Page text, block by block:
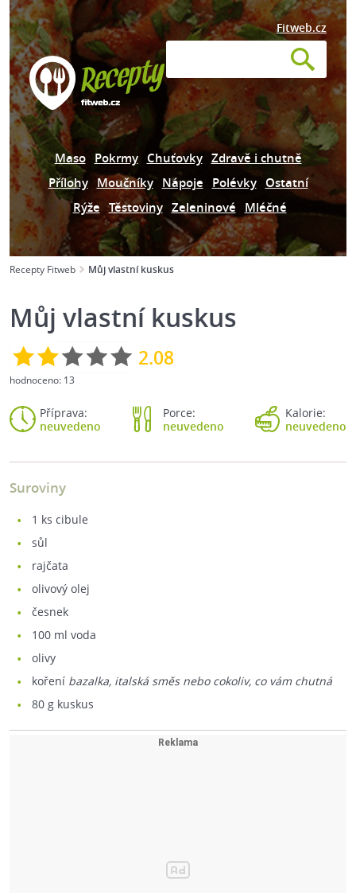
Fitweb.cz
Maso Pokrmy Chuťovky Zdravě i chutně
Přílohy Moučníky Nápoje Polévky Ostatní
Rýže Těstoviny Zeleninové Mléčné
Recepty Fitweb Můj vlastní kuskus
Můj vlastní kuskus
2.08
hodnoceno: 13
Příprava:
neuvedeno
Porce:
neuvedeno
Kalorie:
neuvedeno
Suroviny
1 ks cibule
sůl
rajčata
olivový olej
česnek
100 ml voda
olivy
koření bazalka, italská směs nebo cokoliv, co vám chutná
80 g kuskus